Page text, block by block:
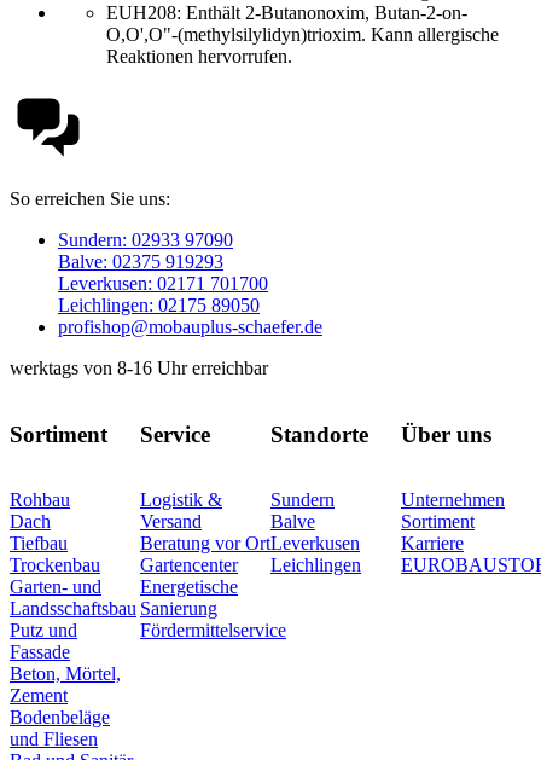
EUH208: Enthält 2-Butanonoxim, Butan-2-on-
O,O',O"-(methylsilylidyn)trioxim. Kann allergische
Reaktionen hervorrufen.
So erreichen Sie uns:
Sundern: 02933 97090
Balve: 02375 919293
Leverkusen: 02171 701700
Leichlingen: 02175 89050
profishop@mobauplus-schaefer.de
werktags von 8-16 Uhr erreichbar
Sortiment
Rohbau
Dach
Tiefbau
Trockenbau
Garten- und
Landsschaftsbau
Putz und
Fassade
Beton, Mörtel,
Zement
Bodenbeläge
und Fliesen
Service
Logistik &
Versand
Beratung vor Ort
Gartencenter
Energetische
Sanierung
Fördermittelservice
Standorte
Sundern
Balve
Leverkusen
Leichlingen
Über uns
Unternehmen
Sortiment
Karriere